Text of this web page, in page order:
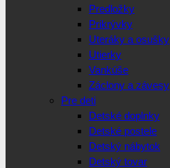
Predložky
Prikrývky
Uteráky a osušky
Utierky
Vankúše
Záclony a závesy
Pre deti
Detské doplnky
Detské postele
Detský nábytok
Detský tovar